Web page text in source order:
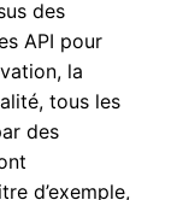
des
API pour
la
tous les
des
d’exemple,